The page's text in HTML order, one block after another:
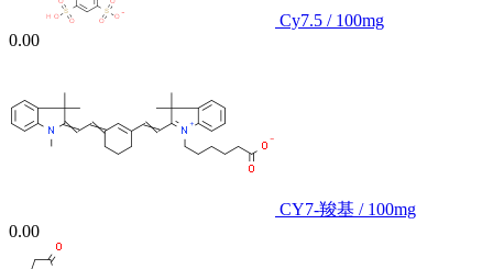
Cy7.5 / 100mg
0.00
CY7-羧基 / 100mg
0.00